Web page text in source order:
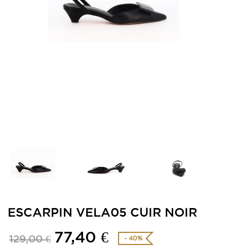
ESCARPIN VELA05 CUIR NOIR
129,00 € 77,40 € - 40%